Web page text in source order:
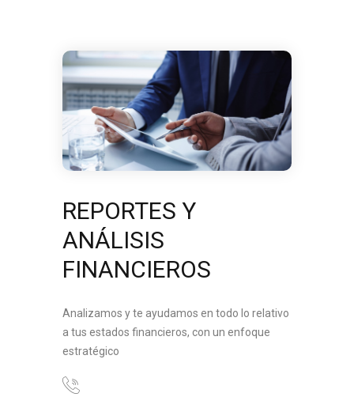
REPORTES Y
ANÁLISIS
FINANCIEROS
Analizamos y te ayudamos en todo lo relativo
a tus estados financieros, con un enfoque
estratégico